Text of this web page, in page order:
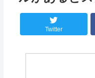
Twitter